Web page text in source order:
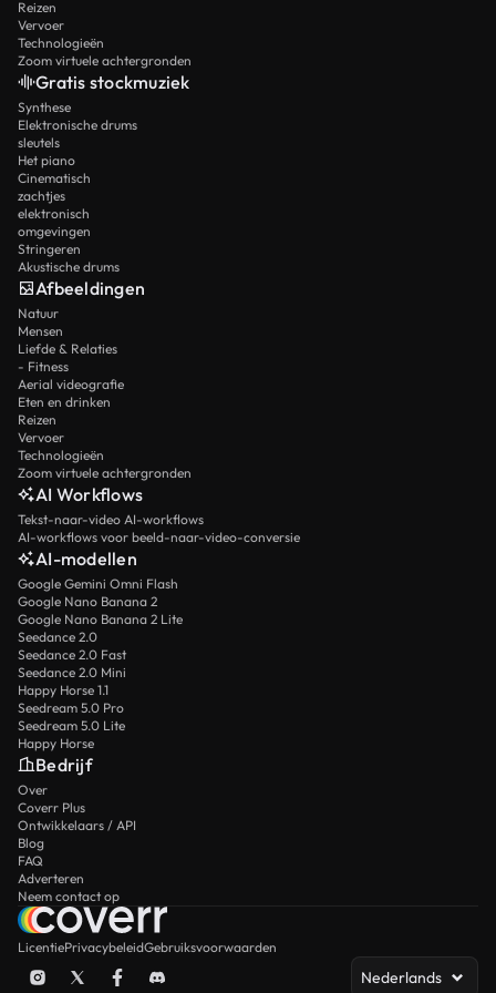
Reizen
Vervoer
Technologieën
Zoom virtuele achtergronden
Gratis stockmuziek
Synthese
Elektronische drums
sleutels
Het piano
Cinematisch
zachtjes
elektronisch
omgevingen
Stringeren
Akustische drums
Afbeeldingen
Natuur
Mensen
Liefde & Relaties
- Fitness
Aerial videografie
Eten en drinken
Reizen
Vervoer
Technologieën
Zoom virtuele achtergronden
AI Workflows
Tekst-naar-video AI-workflows
AI-workflows voor beeld-naar-video-conversie
AI-modellen
Google Gemini Omni Flash
Google Nano Banana 2
Google Nano Banana 2 Lite
Seedance 2.0
Seedance 2.0 Fast
Seedance 2.0 Mini
Happy Horse 1.1
Seedream 5.0 Pro
Seedream 5.0 Lite
Happy Horse
Bedrijf
Over
Coverr Plus
Ontwikkelaars / API
Blog
FAQ
Adverteren
Neem contact op
LicentiePrivacybeleidGebruiksvoorwaarden
Nederlands